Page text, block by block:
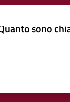
sono